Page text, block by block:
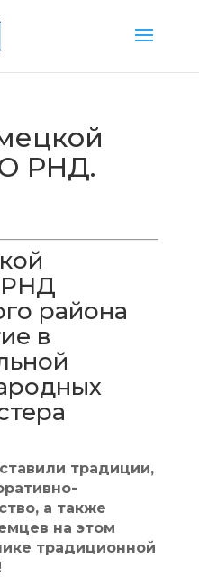
РНД.
РНД
района
в
традиции,
а также
на этом
традиционной